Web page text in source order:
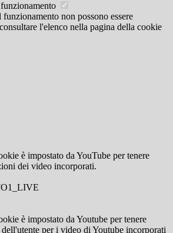
non possono essere
l'elenco nella pagina della cookie
è impostato da YouTube per tenere
dei video incorporati.
è impostato da Youtube per tenere
per i video di Youtube incorporati